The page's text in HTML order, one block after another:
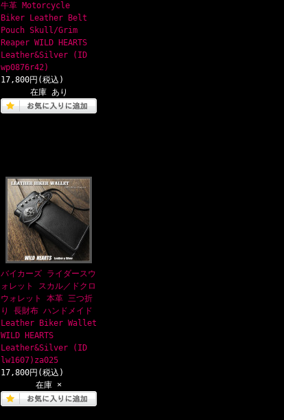
牛革 Motorcycle
Biker Leather Belt
Pouch Skull/Grim
Reaper WILD HEARTS
Leather&Silver (ID
wp0876r42)
17,800円(税込)
在庫 あり
バイカーズ ライダースウ
ォレット スカル／ドクロ
ウォレット 本革 三つ折
り 長財布 ハンドメイド
Leather Biker Wallet
WILD HEARTS
Leather&Silver (ID
lw1607)za025
17,800円(税込)
在庫 ×